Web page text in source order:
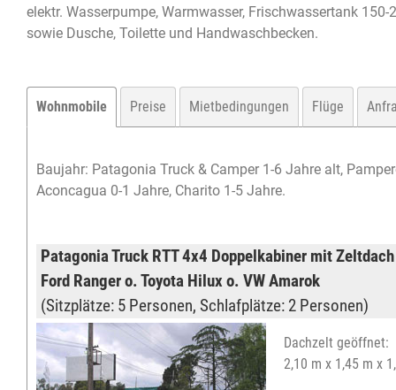
elektr. Wasserpumpe, Warmwasser, Frischwassertank
sowie Dusche, Toilette und Handwaschbecken.
Wohnmobile Preise Mietbedingungen Flüge
Baujahr: Patagonia Truck & Camper 1-6 Jahre alt,
Aconcagua 0-1 Jahre, Charito 1-5 Jahre.
Patagonia Truck RTT 4x4 Doppelkabiner mit
Ford Ranger o. Toyota Hilux o. VW Amarok
(Sitzplätze: 5 Personen, Schlafplätze: 2 Personen)
Dachzelt geöffnet:
2,10 m x 1,45 m x